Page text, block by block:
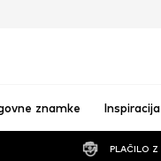
znamke Inspiracija
PLAČILO